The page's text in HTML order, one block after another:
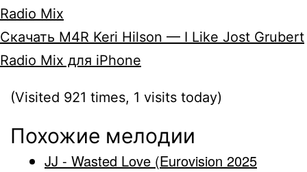
Radio Mix
Скачать M4R Keri Hilson — I Like Jost Grubert
Radio Mix для iPhone
(Visited 921 times, 1 visits today)
Похожие мелодии
JJ - Wasted Love (Eurovision 2025